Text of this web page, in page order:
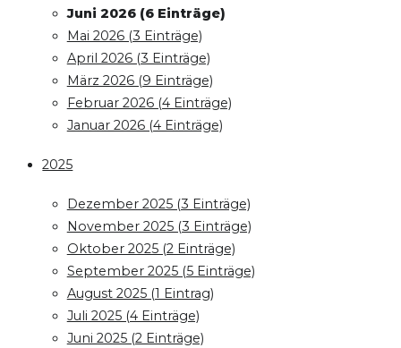
Juni 2026 (6 Einträge)
Mai 2026 (3 Einträge)
April 2026 (3 Einträge)
März 2026 (9 Einträge)
Februar 2026 (4 Einträge)
Januar 2026 (4 Einträge)
2025
Dezember 2025 (3 Einträge)
November 2025 (3 Einträge)
Oktober 2025 (2 Einträge)
September 2025 (5 Einträge)
August 2025 (1 Eintrag)
Juli 2025 (4 Einträge)
Juni 2025 (2 Einträge)